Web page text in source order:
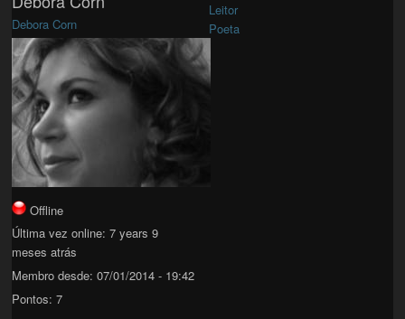
Debora Corn
Offline
Última vez online: 7 years 9
meses atrás
Membro desde: 07/01/2014 - 19:42
Pontos: 7
Leitor
Poeta